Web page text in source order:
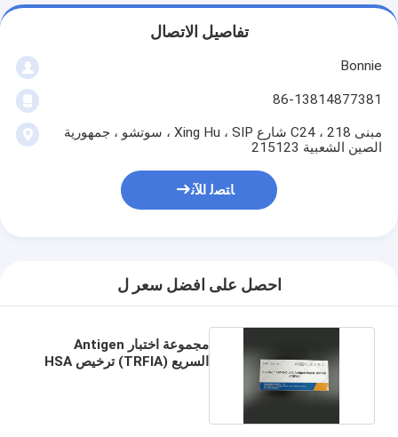
تفاصيل الاتصال
Bonnie
86-13814877381
مبنى C24 ، 218 شارع Xing Hu ، SIP ، سوتشو ، جمهورية
الصين الشعبية 215123
ﺎﺘﺼﻟ ﺍﻶﻧ
احصل على افضل سعر ل
مجموعة اختبار Antigen
السريع (TRFIA) ترخيص HSA